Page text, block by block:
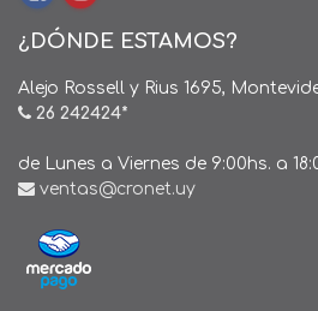
¿DÓNDE ESTAMOS?
Alejo Rossell y Rius 1695,
26 242424*
de Lunes a Viernes de 9:00hs. a
ventas@cronet.uy